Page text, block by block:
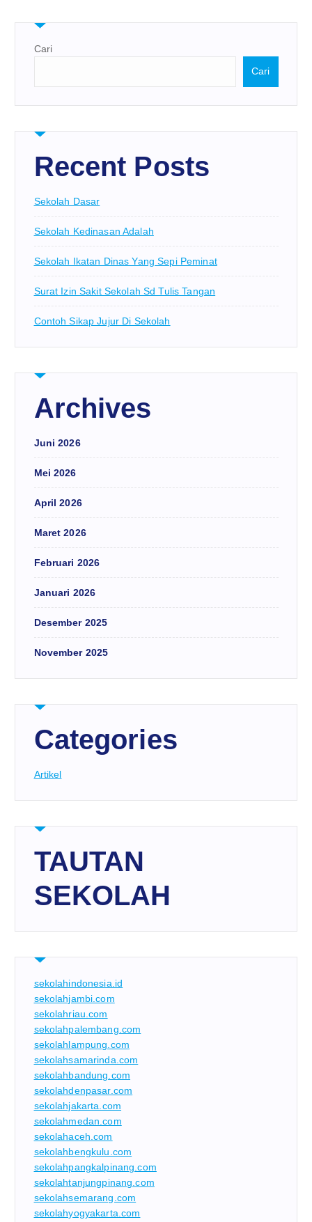
Cari
Cari
Recent Posts
Sekolah Dasar
Sekolah Kedinasan Adalah
Sekolah Ikatan Dinas Yang Sepi Peminat
Surat Izin Sakit Sekolah Sd Tulis Tangan
Contoh Sikap Jujur Di Sekolah
Archives
Juni 2026
Mei 2026
April 2026
Maret 2026
Februari 2026
Januari 2026
Desember 2025
November 2025
Categories
Artikel
TAUTAN
SEKOLAH
sekolahindonesia.id
sekolahjambi.com
sekolahriau.com
sekolahpalembang.com
sekolahlampung.com
sekolahsamarinda.com
sekolahbandung.com
sekolahdenpasar.com
sekolahjakarta.com
sekolahmedan.com
sekolahaceh.com
sekolahbengkulu.com
sekolahpangkalpinang.com
sekolahtanjungpinang.com
sekolahsemarang.com
sekolahyogyakarta.com